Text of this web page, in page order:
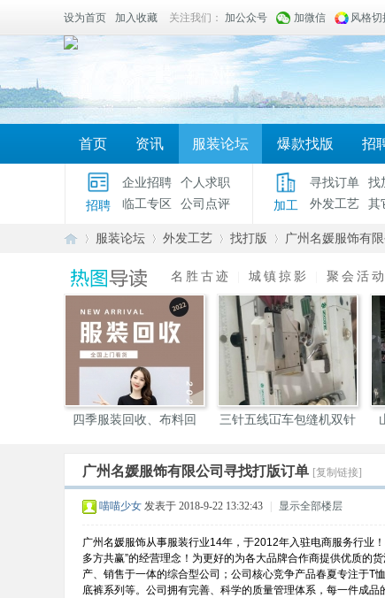
设为首页 加入收藏 关注我们： 加公众号 加微信 风格切
首页 资讯 服装论坛 爆款找版 招
招聘
企业招聘
个人求职
临工专区
公司点评 加工
寻找订单
找
外发工艺
其
装
»
服装论坛 外发工艺 找打版
›
广州名媛服饰有
名胜古迹 城镇掠影 聚会活动
四季服装回收、布料回
三针五线冚车包缝机双针
广州名媛服饰有限公司寻找打版订单 [复制链接]
喵喵少女 发表于 2018-9-22 13:32:43 显示全部楼层
广州名媛服饰从事服装行业14年，于2012年入驻电商服务行业
多方共赢”的经营理念！为更好的为各大品牌合作商提供优质的
产、销售于一体的综合型公司；公司核心竞争产品春夏专注于T
底裤系列等。公司拥有完善、科学的质量管理体系，每一件成